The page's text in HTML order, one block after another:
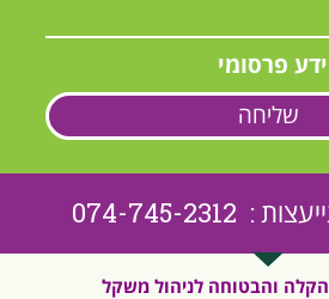
פרסומי
שליחה
745-2312
והבטוחה לניהול משקל